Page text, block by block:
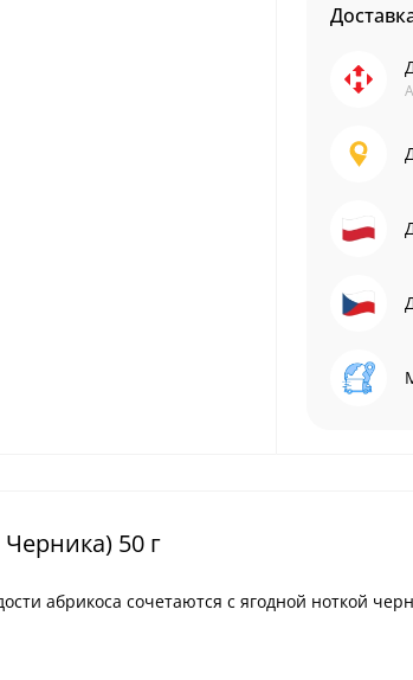
50 г
абрикоса сочетаются с ягодной ноткой